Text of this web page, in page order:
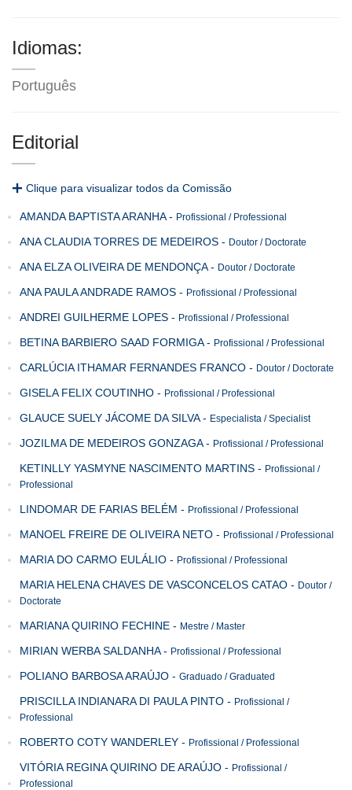
Idiomas:
Português
Editorial
Clique para visualizar todos da Comissão
AMANDA BAPTISTA ARANHA- Profissional / Professional
ANA CLAUDIA TORRES DE MEDEIROS - Doutor / Doctorate
ANA ELZA OLIVEIRA DE MENDONÇA- Doutor / Doctorate
ANA PAULA ANDRADE RAMOS - Profissional / Professional
ANDREI GUILHERME LOPES - Profissional / Professional
BETINA BARBIERO SAAD FORMIGA- Profissional / Professional
CARLÚCIA ITHAMAR FERNANDES FRANCO - Doutor / Doctorate
GISELA FELIX COUTINHO - Profissional / Professional
GLAUCE SUELY JÁCOME DA SILVA- Especialista / Specialist
JOZILMA DE MEDEIROS GONZAGA- Profissional / Professional
KETINLLY YASMYNE NASCIMENTO MARTINS - Profissional /
Professional
LINDOMAR DE FARIAS BELÉM - Profissional / Professional
MANOEL FREIRE DE OLIVEIRA NETO - Profissional / Professional
MARIA DO CARMO EULÁLIO - Profissional / Professional
MARIA HELENA CHAVES DE VASCONCELOS CATAO - Doutor /
Doctorate
MARIANA QUIRINO FECHINE - Mestre / Master
MIRIAN WERBA SALDANHA- Profissional / Professional
POLIANO BARBOSA ARAÚJO - Graduado / Graduated
PRISCILLA INDIANARA DI PAULA PINTO - Profissional /
Professional
ROBERTO COTY WANDERLEY - Profissional / Professional
VITÓRIA REGINA QUIRINO DE ARAÚJO - Profissional /
Professional